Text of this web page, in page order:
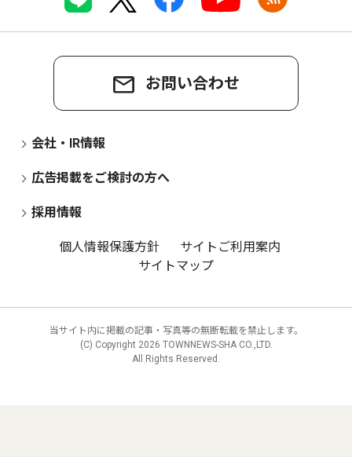
お問い合わせ
会社・IR情報
広告掲載をご検討の方へ
採用情報
個人情報保護方針
サイトご利用案内
サイトマップ
当サイト内に掲載の記事・写真等の無断転載を禁止します。
(C) Copyright 2026 TOWNNEWS-SHA CO.,LTD.
All Rights Reserved.